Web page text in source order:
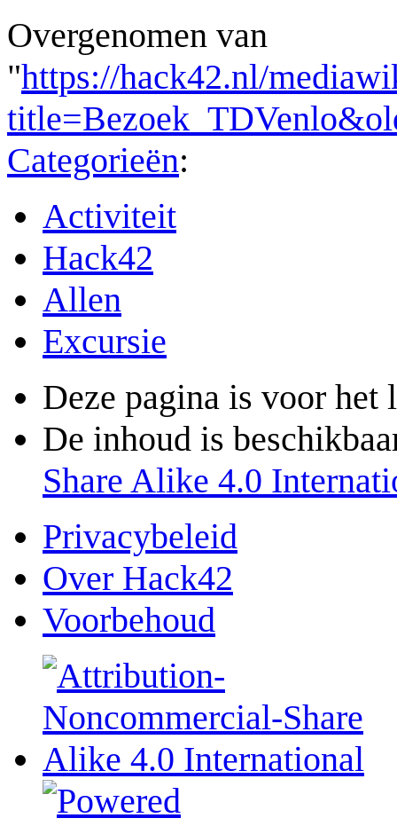
Overgenomen van
"https://hack42.nl/
Categorieën:
Activiteit
Hack42
Allen
Excursie
Deze pagina is voor het
De inhoud is
Share Alike 4.0
Privacybeleid
Over Hack42
Voorbehoud